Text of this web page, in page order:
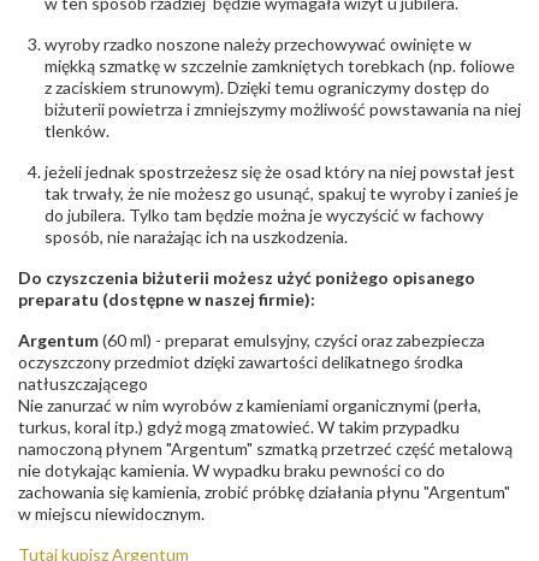
wyroby rzadko noszone należy przechowywać owinięte w
miękką szmatkę w szczelnie zamkniętych torebkach (np. foliowe
z zaciskiem strunowym). Dzięki temu ograniczymy dostęp do
biżuterii powietrza i zmniejszymy możliwość powstawania na niej
tlenków.
jeżeli jednak spostrzeżesz się że osad który na niej powstał jest
tak trwały, że nie możesz go usunąć, spakuj te wyroby i zanieś je
do jubilera. Tylko tam będzie można je wyczyścić w fachowy
sposób, nie narażając ich na uszkodzenia.
Do czyszczenia biżuterii możesz użyć poniżego opisanego
preparatu (dostępne w naszej firmie):
Argentum(60 ml) - preparat emulsyjny, czyści oraz zabezpiecza
oczyszczony przedmiot dzięki zawartości delikatnego środka
natłuszczającego
Nie zanurzać w nim wyrobów z kamieniami organicznymi (perła,
turkus, koral itp.) gdyż mogą zmatowieć. W takim przypadku
namoczoną płynem "Argentum" szmatką przetrzeć część metalową
nie dotykając kamienia. W wypadku braku pewności co do
zachowania się kamienia, zrobić próbkę działania płynu "Argentum"
w miejscu niewidocznym.
Tutaj kupisz Argentum